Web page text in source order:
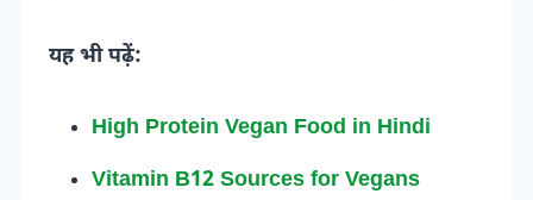
यह भी पढ़ें:
High Protein Vegan Food in Hindi
Vitamin B12 Sources for Vegans